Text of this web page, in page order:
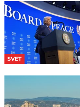
SVET